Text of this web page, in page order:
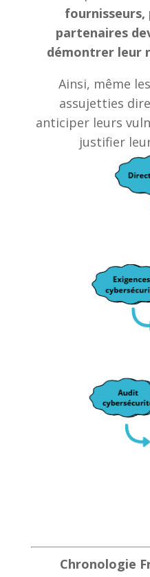
partenaires
démontrer leur
Ainsi, même
assujetties
anticiper leurs
justifier
Chronologie